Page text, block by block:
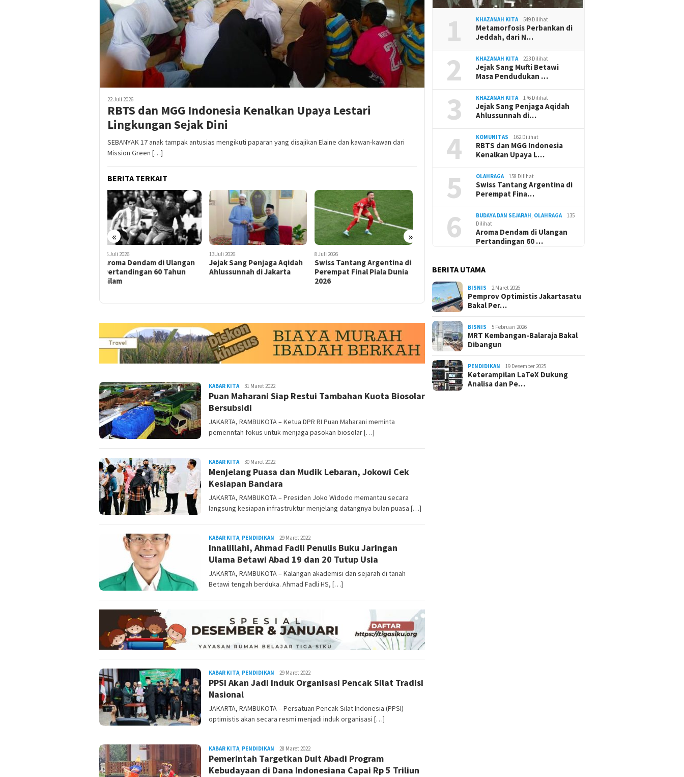
22 Juli 2026
RBTS dan MGG Indonesia Kenalkan Upaya Lestari
Lingkungan Sejak Dini
SEBANYAK 17 anak tampak antusias mengikuti paparan yang disajikan Elaine dan kawan-kawan dari
Mission Green […]
BERITA TERKAIT
« »
13 Juli 2026
Jejak Sang Penjaga Aqidah
Ahlussunnah di Jakarta
8 Juli 2026
Swiss Tantang Argentina di
Perempat Final Piala Dunia
8 Juli 2026
Jejak Sang Mufti Betawi
Masa Pendudukan Kolonial
Belanda
Jeddah, dari NHM hingga
Islamic Development Bank
(2-Akhir)
RAMBU
KOTA
KABAR KITAadmin
31 Maret 2022
Puan Maharani Siap Restui Tambahan Kuota Biosolar
Bersubsidi
JAKARTA, RAMBUKOTA – Ketua DPR RI Puan Maharani meminta
pemerintah fokus untuk menjaga pasokan biosolar […]
KABAR KITAadmin
30 Maret 2022
Menjelang Puasa dan Mudik Lebaran, Jokowi Cek
Kesiapan Bandara
JAKARTA, RAMBUKOTA – Presiden Joko Widodo memantau secara
langsung kesiapan infrastruktur menjelang datangnya bulan puasa […]
KABAR KITA, PENDIDIKAN admin
29 Maret 2022
Innalillahi, Ahmad Fadli Penulis Buku Jaringan
Ulama Betawi Abad 19 dan 20 Tutup Usia
JAKARTA, RAMBUKOTA – Kalangan akademisi dan sejarah di tanah
Betawi tengah berduka. Ahmad Fadli HS, […]
KABAR KITA, PENDIDIKAN admin
29 Maret 2022
PPSI Akan Jadi Induk Organisasi Pencak Silat Tradisi
Nasional
JAKARTA, RAMBUKOTA – Persatuan Pencak Silat Indonesia (PPSI)
optimistis akan secara resmi menjadi induk organisasi […]
KABAR KITA, PENDIDIKAN admin
28 Maret 2022
Pemerintah Targetkan Duit Abadi Program
Kebudayaan di Dana Indonesiana Capai Rp 5 Triliun
1 KHAZANAH KITA 549 Dilihat
Metamorfosis Perbankan di
Jeddah, dari N…
2 KHAZANAH KITA 223 Dilihat
Jejak Sang Mufti Betawi
Masa Pendudukan …
3 KHAZANAH KITA 176 Dilihat
Jejak Sang Penjaga Aqidah
Ahlussunnah di…
4 KOMUNITAS 162 Dilihat
RBTS dan MGG Indonesia
Kenalkan Upaya L…
5 OLAHRAGA 158 Dilihat
Swiss Tantang Argentina di
Perempat Fina…
6 BUDAYA DAN SEJARAH OLAHRAGA
135
Dilihat
Aroma Dendam di Ulangan
Pertandingan 60 …
BERITA UTAMA
BISNIS 2 Maret 2026
Pemprov Optimistis Jakartasatu
Bakal Per…
BISNIS 5 Februari 2026
MRT Kembangan-Balaraja Bakal
Dibangun
PENDIDIKAN 19 Desember 2025
Keterampilan LaTeX Dukung
Analisa dan Pe…